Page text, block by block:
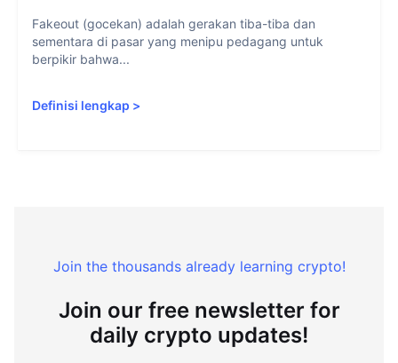
Fakeout (gocekan) adalah gerakan tiba-tiba dan
sementara di pasar yang menipu pedagang untuk
berpikir bahwa...
Definisi lengkap >
Join the thousands already learning crypto!
Join our free newsletter for
daily crypto updates!